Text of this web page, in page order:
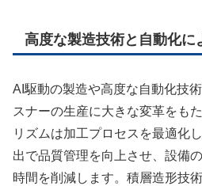
高度な製造技術と自動化に
AI駆動の製造や高度な自動化技
スナーの生産に大きな変革をも
リズムは加工プロセスを最適化
出で品質管理を向上させ、設備
時間を削減します。積層造形技